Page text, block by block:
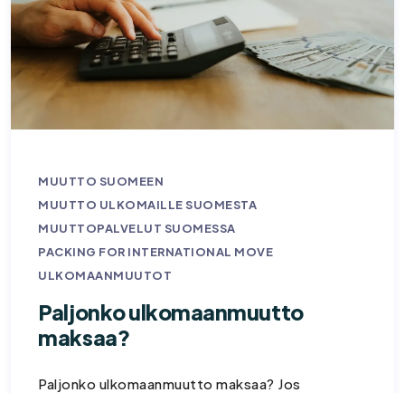
MUUTTO SUOMEEN
MUUTTO ULKOMAILLE SUOMESTA
MUUTTOPALVELUT SUOMESSA
PACKING FOR INTERNATIONAL MOVE
ULKOMAANMUUTOT
Paljonko ulkomaanmuutto
maksaa?
Paljonko ulkomaanmuutto maksaa? Jos